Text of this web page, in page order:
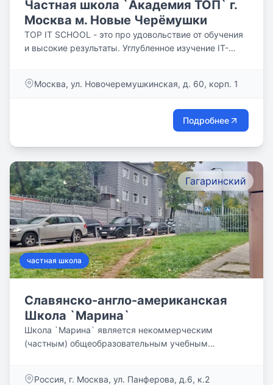
Частная школа `Академия ТОП` г.
Москва м. Новые Черёмушки
TOP IT SCHOOL - это про удовольствие от обучения
и высокие результаты. Углубленное изучение IT-
Москва, ул. Новочеремушкинская, д. 60, корп. 1
Подробнее
Гагаринский
частная школа
Славянско-англо-американская
Школа `Марина`
Школа `Марина` является некоммерческим
(частным) общеобразовательным учебным
Россия, г. Москва, ул. Панферова, д.6, к.2